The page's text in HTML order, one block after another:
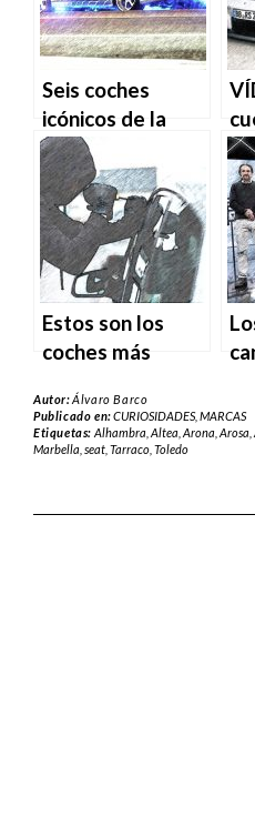
Seis coches
icónicos de la
historia del cine
Estos son los
coches más
España
Autor:Álvaro Barco
Publicado en:CURIOSIDADES,MARCAS
Etiquetas: Alhambra Altea Arona Arosa
Marbella seat Tarraco Toledo